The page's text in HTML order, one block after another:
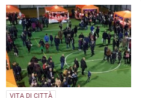
maggio in piazza Vittorio Veneto a
Canosa
VITA DI CITTÀ